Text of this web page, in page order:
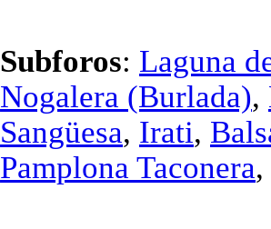
Subforos: Laguna
Nogalera (Burlada),
Sangüesa, Irati,
Pamplona Taconera,